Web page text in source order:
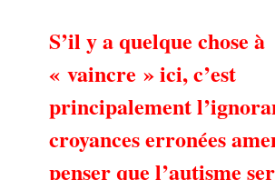
S’il y a quelque chose à
« vaincre » ici, c’est
principalement
croyances erronées
penser que l’autisme